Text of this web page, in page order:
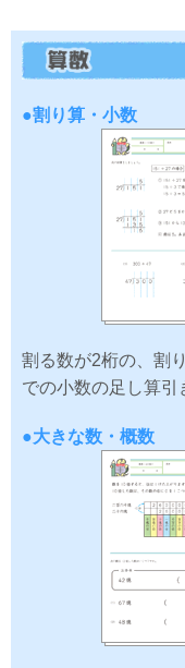
●割り算・小数
割る数が2桁の、割
での小数の足し算引
●大きな数・概数